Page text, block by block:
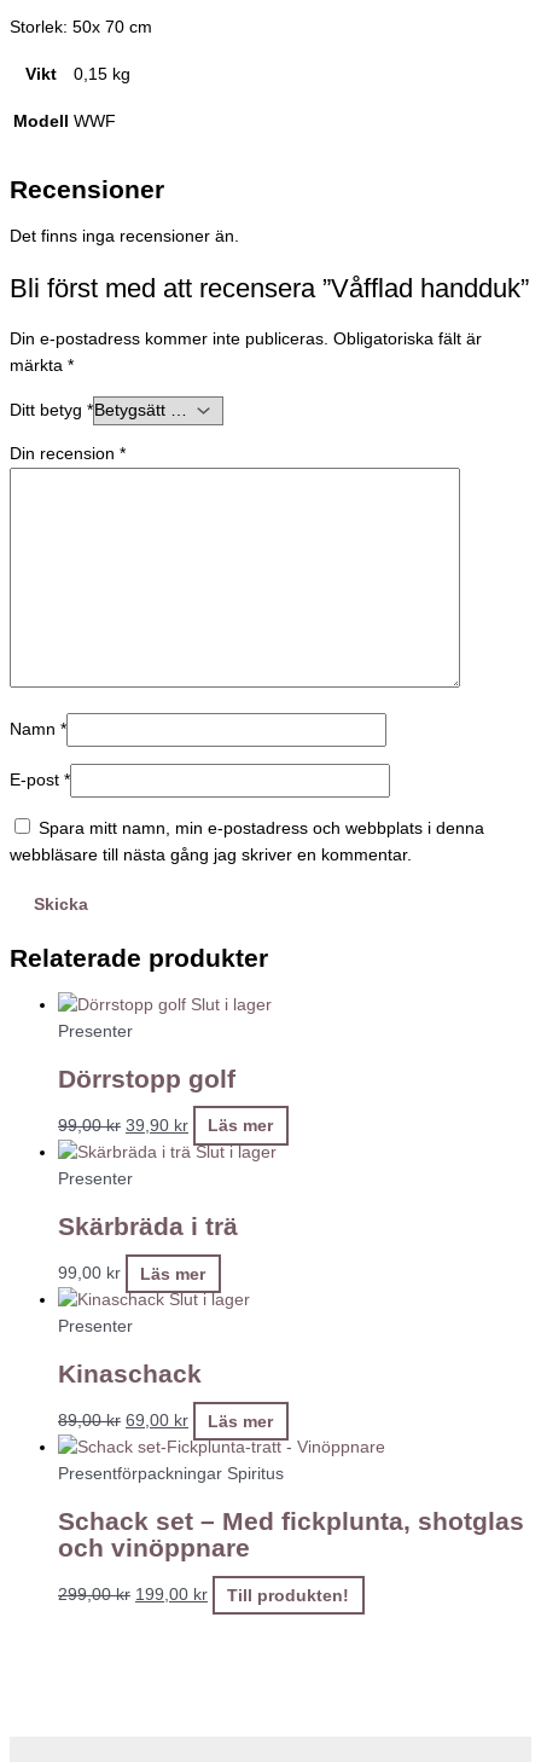
Storlek: 50x 70 cm
Vikt 0,15 kg
Modell WWF
Recensioner
Det finns inga recensioner än.
Bli först med att recensera ”Våfflad handduk”
Din e-postadress kommer inte publiceras. Obligatoriska fält är
märkta *
Ditt betyg *
Din recension *
Namn *
E-post *
Spara mitt namn, min e-postadress och webbplats i denna
webbläsare till nästa gång jag skriver en kommentar.
Relaterade produkter
Slut i lager
Presenter
Dörrstopp golf
99,00kr 39,90 kr
Läs mer
Slut i lager
Presenter
Skärbräda i trä
99,00 kr
Läs mer
Slut i lager
Presenter
Kinaschack
89,00kr 69,00 kr Läs mer
Presentförpackningar Spiritus
Schack set – Med fickplunta, shotglas
och vinöppnare
299,00kr 199,00 kr Till produkten!